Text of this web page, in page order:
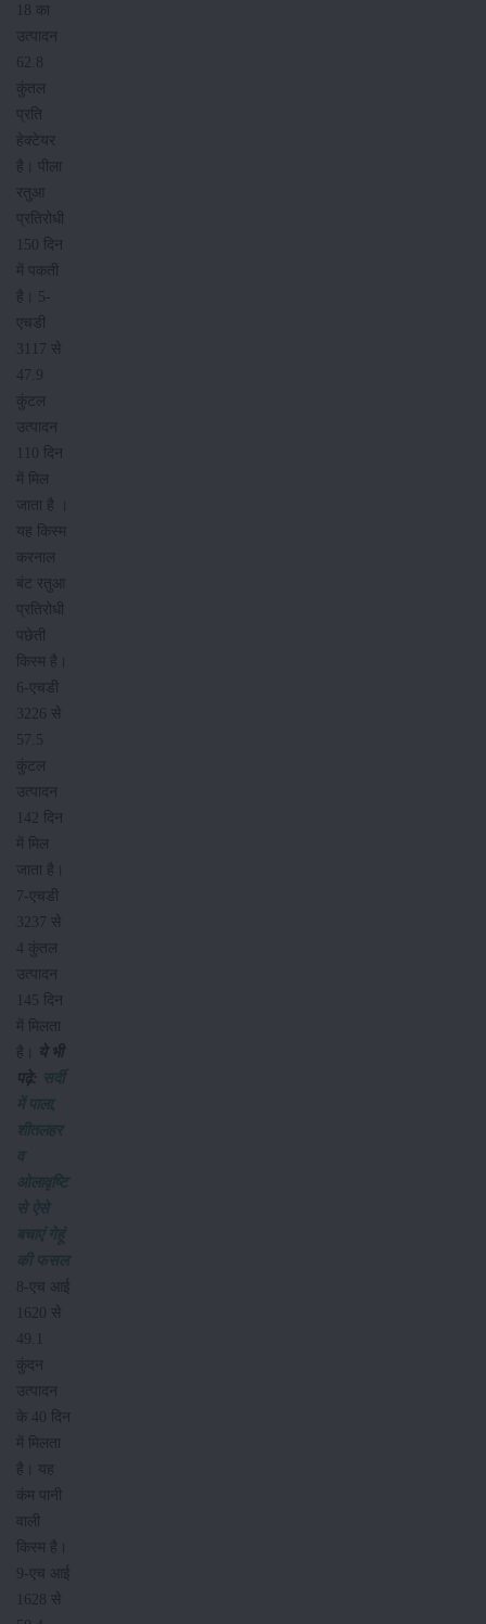
18 का
उत्पादन
62.8
कुंतल
प्रति
हेक्टेयर
है। पीला
रतुआ
प्रतिरोधी
150 दिन
में पकती
है। 5-
एचडी
3117 से
47.9
कुंटल
उत्पादन
110 दिन
में मिल
जाता है ।
यह किस्म
करनाल
बंट रतुआ
प्रतिरोधी
पछेती
किस्म है।
6-एचडी
3226 से
57.5
कुंटल
उत्पादन
142 दिन
में मिल
जाता है।
7-एचडी
3237 से
4 कुंतल
उत्पादन
145 दिन
में मिलता
है।
ये भी
पढ़े: सर्दी
में पाला,
शीतलहर
व
ओलावृष्टि
से ऐसे
बचाएं गेहूं
की फसल
8-एच आई
1620 से
49.1
कुंदन
उत्पादन
के 40 दिन
में मिलता
है। यह
कंम पानी
वाली
किस्म है।
9-एच आई
1628 से